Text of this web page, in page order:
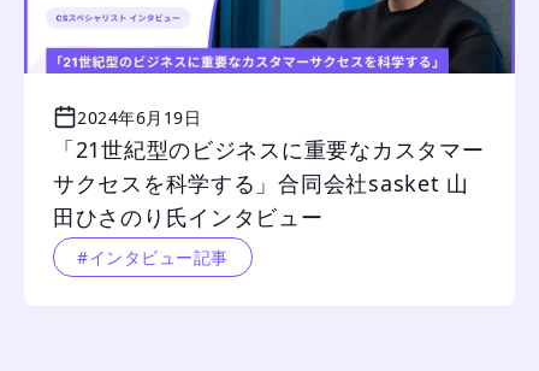
2024年6月19日
「21世紀型のビジネスに重要なカスタマー
サクセスを科学する」合同会社sasket 山
田ひさのり氏インタビュー
#インタビュー記事